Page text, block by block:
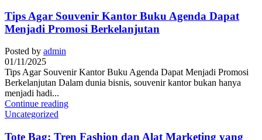
Tips Agar Souvenir Kantor Buku Agenda Dapat
Menjadi Promosi Berkelanjutan
Posted by admin
01/11/2025
Tips Agar Souvenir Kantor Buku Agenda Dapat Menjadi Promosi
Berkelanjutan Dalam dunia bisnis, souvenir kantor bukan hanya
menjadi hadi...
Continue reading
Uncategorized
Tote Bag: Tren Fashion dan Alat Marketing yang